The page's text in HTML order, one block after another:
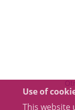
Use of
This website